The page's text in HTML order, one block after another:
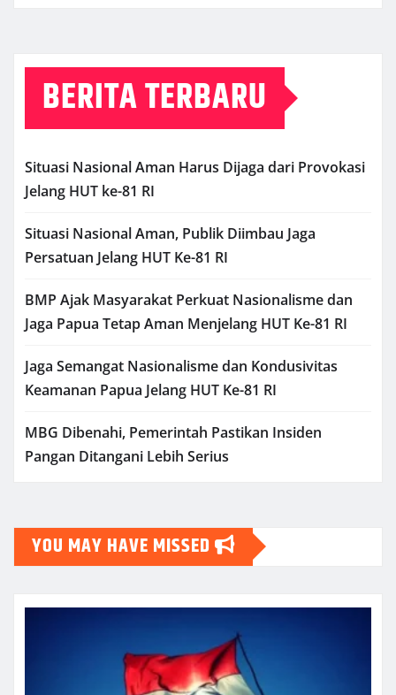
BERITA TERBARU
Situasi Nasional Aman Harus Dijaga dari Provokasi
Jelang HUT ke-81 RI
Situasi Nasional Aman, Publik Diimbau Jaga
Persatuan Jelang HUT Ke-81 RI
BMP Ajak Masyarakat Perkuat Nasionalisme dan
Jaga Papua Tetap Aman Menjelang HUT Ke-81 RI
Jaga Semangat Nasionalisme dan Kondusivitas
Keamanan Papua Jelang HUT Ke-81 RI
MBG Dibenahi, Pemerintah Pastikan Insiden
Pangan Ditangani Lebih Serius
YOU MAY HAVE MISSED